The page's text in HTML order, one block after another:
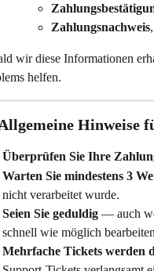
Zahlungsnachweis
wir diese Informationen
helfen.
Hinweise
Überprüfen Sie Ihre
Warten Sie mindestens 3
nicht verarbeitet wurde.
Seien Sie geduldig — auch
schnell wie möglich
Mehrfache Tickets werden